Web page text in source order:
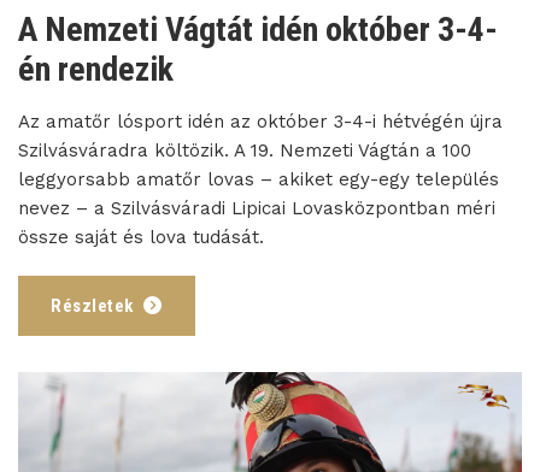
A Nemzeti Vágtát idén október 3-4-
én rendezik
Az amatőr lósport idén az október 3-4-i hétvégén újra
Szilvásváradra költözik. A 19. Nemzeti Vágtán a 100
leggyorsabb amatőr lovas – akiket egy-egy település
nevez – a Szilvásváradi Lipicai Lovasközpontban méri
össze saját és lova tudását.
Részletek